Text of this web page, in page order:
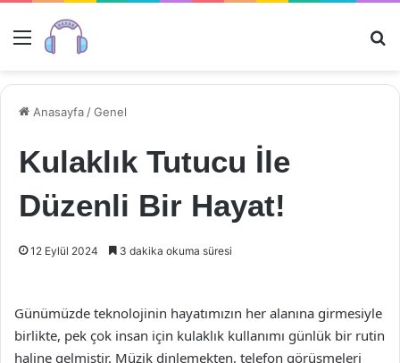
Menü
Anasayfa /Genel
Kulaklık Tutucu İle
Düzenli Bir Hayat!
12 Eylül 2024 3 dakika okuma süresi
Günümüzde teknolojinin hayatımızın her alanına girmesiyle
birlikte, pek çok insan için kulaklık kullanımı günlük bir rutin
haline gelmiştir. Müzik dinlemekten, telefon görüşmeleri